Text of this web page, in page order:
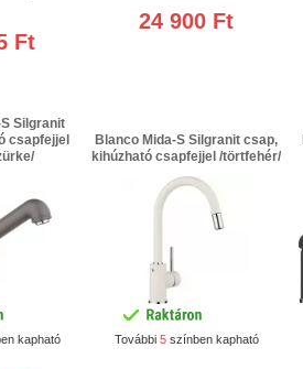
Ft
24 900 Ft
Silgranit
csapfejjel
kapható
Blanco Mida-S Silgranit csap,
kihúzható csapfejjel /törtfehér/
További 5színben kapható